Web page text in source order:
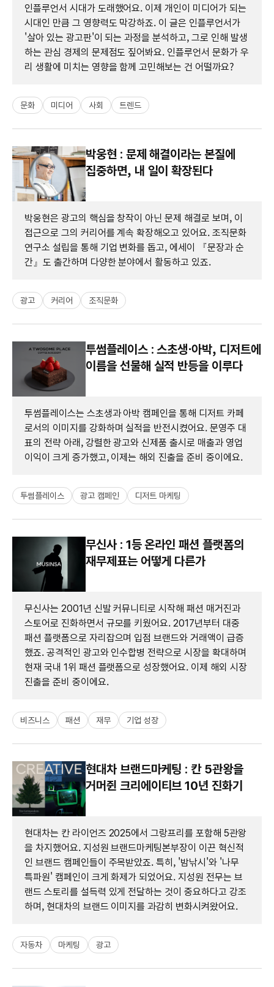
인플루언서 시대가 도래했어요. 이제 개인이 미디어가 되는
시대인 만큼 그 영향력도 막강하죠. 이 글은 인플루언서가
'살아 있는 광고판'이 되는 과정을 분석하고, 그로 인해 발생
하는 관심 경제의 문제점도 짚어봐요. 인플루언서 문화가 우
리 생활에 미치는 영향을 함께 고민해보는 건 어떨까요?
문화 미디어 사회 트렌드
박웅현 : 문제 해결이라는 본질에
집중하면, 내 일이 확장된다
박웅현은 광고의 핵심을 창작이 아닌 문제 해결로 보며, 이
접근으로 그의 커리어를 계속 확장해오고 있어요. 조직문화
연구소 설립을 통해 기업 변화를 돕고, 에세이 『문장과 순
간』도 출간하며 다양한 분야에서 활동하고 있죠.
광고 커리어 조직문화
투썸플레이스 : 스초생⋅아박, 디저트에
이름을 선물해 실적 반등을 이루다
투썸플레이스는 스초생과 아박 캠페인을 통해 디저트 카페
로서의 이미지를 강화하며 실적을 반전시켰어요. 문영주 대
표의 전략 아래, 강렬한 광고와 신제품 출시로 매출과 영업
이익이 크게 증가했고, 이제는 해외 진출을 준비 중이에요.
투썸플레이스 광고 캠페인 디저트 마케팅
무신사 : 1등 온라인 패션 플랫폼의
재무제표는 어떻게 다른가
무신사는 2001년 신발 커뮤니티로 시작해 패션 매거진과
스토어로 진화하면서 규모를 키웠어요. 2017년부터 대중
패션 플랫폼으로 자리잡으며 입점 브랜드와 거래액이 급증
했죠. 공격적인 광고와 인수합병 전략으로 시장을 확대하며
현재 국내 1위 패션 플랫폼으로 성장했어요. 이제 해외 시장
진출을 준비 중이에요.
비즈니스 패션 재무 기업 성장
현대차 브랜드마케팅 : 칸 5관왕을
거머쥔 크리에이티브 10년 진화기
현대차는 칸 라이언즈 2025에서 그랑프리를 포함해 5관왕
을 차지했어요. 지성원 브랜드마케팅본부장이 이끈 혁신적
인 브랜드 캠페인들이 주목받았죠. 특히, '밤낚시'와 '나무
특파원' 캠페인이 크게 화제가 되었어요. 지성원 전무는 브
랜드 스토리를 설득력 있게 전달하는 것이 중요하다고 강조
하며, 현대차의 브랜드 이미지를 과감히 변화시켜왔어요.
자동차 마케팅 광고